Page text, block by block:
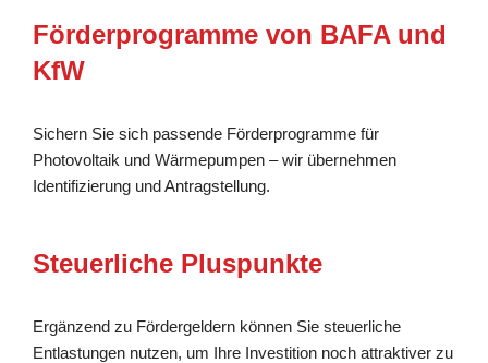
Förderprogramme von BAFA und
KfW
Sichern Sie sich passende Förderprogramme für
Photovoltaik und Wärmepumpen – wir übernehmen
Identifizierung und Antragstellung.
Steuerliche Pluspunkte
Ergänzend zu Fördergeldern können Sie steuerliche
Entlastungen nutzen, um Ihre Investition noch attraktiver zu